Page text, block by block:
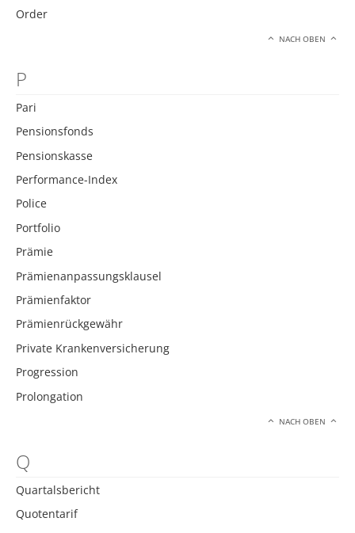
Order
NACH OBEN
P
Pari
Pensionsfonds
Pensionskasse
Performance-Index
Police
Portfolio
Prämie
Prämienanpassungsklausel
Prämienfaktor
Prämienrückgewähr
Private Krankenversicherung
Progression
Prolongation
NACH OBEN
Q
Quartalsbericht
Quotentarif